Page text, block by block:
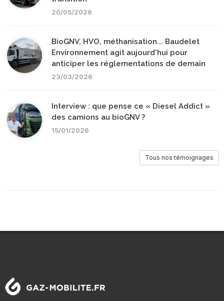
20/05/2026
BioGNV, HVO, méthanisation... Baudelet
Environnement agit aujourd'hui pour
anticiper les réglementations de demain
23/03/2026
Interview : que pense ce « Diesel Addict »
des camions au bioGNV ?
15/01/2026
Tous nos témoignages